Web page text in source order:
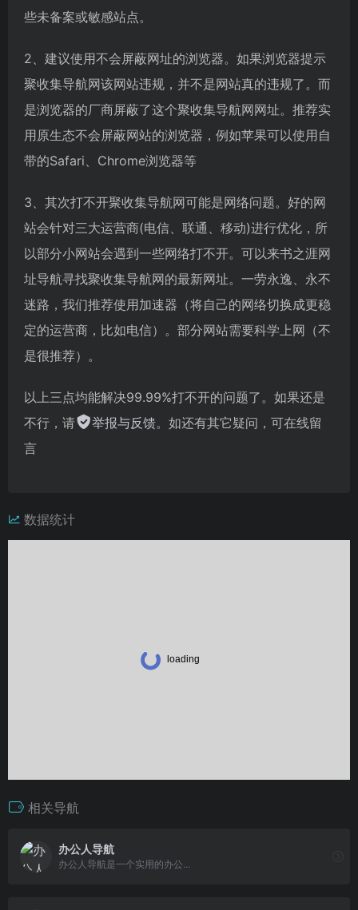
些未备案或敏感站点。
2、建议使用不会屏蔽网址的浏览器。如果浏览器提示
聚收集导航网该网站违规，并不是网站真的违规了。而
是浏览器的厂商屏蔽了这个聚收集导航网网址。推荐实
用原生态不会屏蔽网站的浏览器，例如苹果可以使用自
带的Safari、Chrome浏览器等
3、其次打不开聚收集导航网可能是网络问题。好的网
站会针对三大运营商(电信、联通、移动)进行优化，所
以部分小网站会遇到一些网络打不开。可以来书之涯网
址导航寻找聚收集导航网的最新网址。一劳永逸、永不
迷路，我们推荐使用加速器（将自己的网络切换成更稳
定的运营商，比如电信）。部分网站需要科学上网（不
是很推荐）。
以上三点均能解决99.99%打不开的问题了。如果还是
不行，请
举报与反馈。如还有其它疑问，可在线留
言
数据统计
相关导航
办公人导航
办公人导航是一个实用的办公...